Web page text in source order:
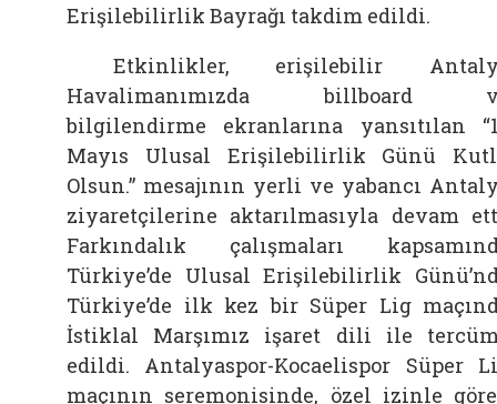
Erişilebilirlik Bayrağı takdim edildi.
Etkinlikler, erişilebilir
Havalimanımızda billboard
bilgilendirme ekranlarına yansıtılan
Mayıs Ulusal Erişilebilirlik Günü
Olsun.” mesajının yerli ve yabancı
ziyaretçilerine aktarılmasıyla devam
Farkındalık çalışmaları
Türkiye’de Ulusal Erişilebilirlik
Türkiye’de ilk kez bir Süper Lig
İstiklal Marşımız işaret dili ile
edildi. Antalyaspor-Kocaelispor Süper
maçının seremonisinde, özel izinle